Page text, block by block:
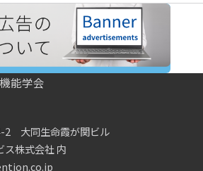
能学会
2 大同生命霞が関ビル
ス株式会社 内